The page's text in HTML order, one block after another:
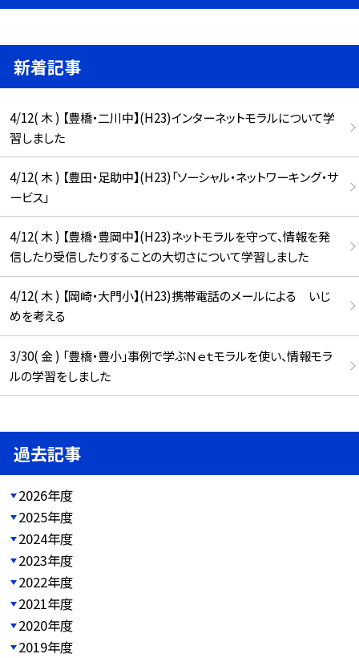
新着記事
4/12( 木 ) 【豊橋・二川中】(H23)インターネットモラルについて学
習しました
4/12( 木 ) 【豊田・足助中】(H23)「ソーシャル・ネットワーキング・サ
ービス」
4/12( 木 ) 【豊橋・豊岡中】(H23)ネットモラルを守って、情報を発
信したり受信したりすることの大切さについて学習しました
4/12( 木 ) 【岡崎・大門小】(H23)携帯電話のメールによる いじ
めを考える
3/30( 金 ) 「豊橋・豊小」事例で学ぶＮｅｔモラルを使い、情報モラ
ルの学習をしました
過去記事
2026年度
2025年度
2024年度
2023年度
2022年度
2021年度
2020年度
2019年度